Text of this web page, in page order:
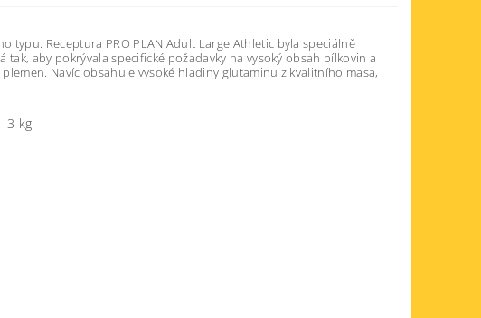
typu. Receptura PRO PLAN Adult Large Athletic byla speciálně
aby pokrývala specifické požadavky na vysoký obsah bílkovin a
Navíc obsahuje vysoké hladiny glutaminu z kvalitního masa,
3 kg